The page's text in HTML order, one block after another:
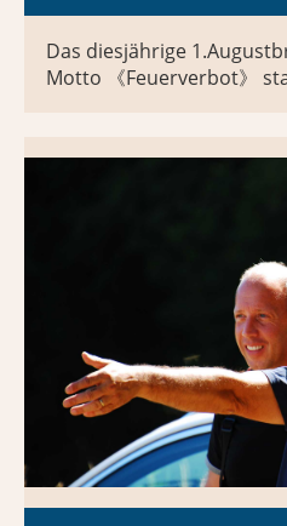
Das diesjährige
Motto 《Feuerverbot》